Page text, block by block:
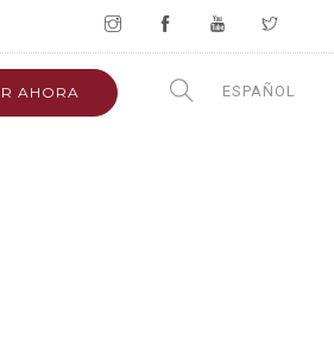
AHORA ESPAÑOL